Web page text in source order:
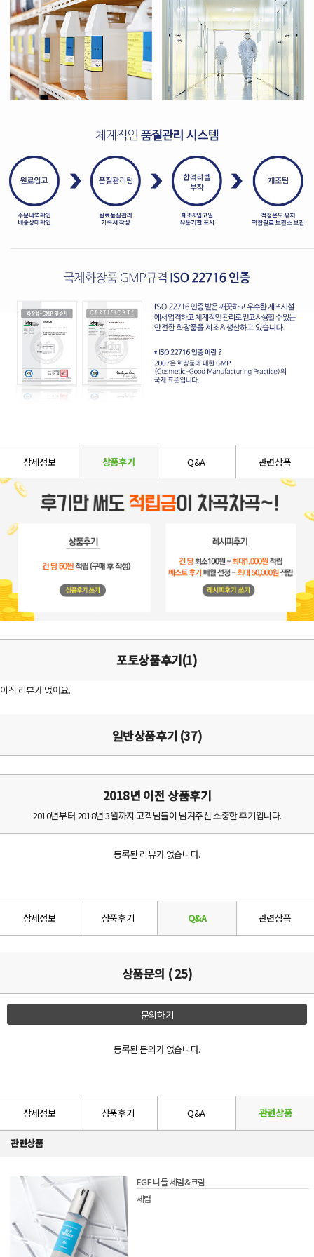
상세정보 상품후기 Q&A 관련상품
포토상품후기(1)
아직 리뷰가 없어요.
일반상품후기 (37)
2018년 이전 상품후기
2010년부터 2018년 3월까지 고객님들이 남겨주신 소중한 후기입니다.
등록된 리뷰가 없습니다.
상세정보 상품후기 Q&A 관련상품
상품문의 ( 25)
문의하기
등록된 문의가 없습니다.
상세정보 상품후기 Q&A 관련상품
관련상품
EGF 니들 세럼&크림
세럼